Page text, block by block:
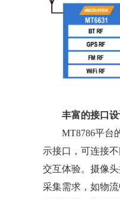
丰富的接口
MT8786平台的
示接口，可连接
交互体验。摄像
采集需求，如物